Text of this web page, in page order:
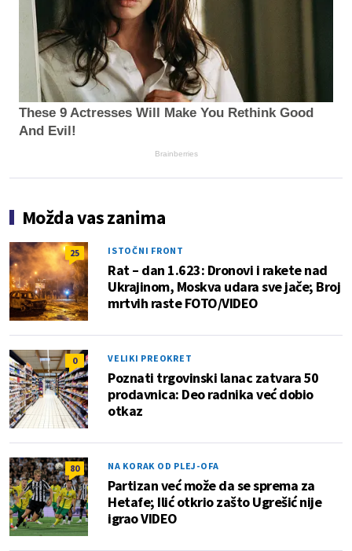
These 9 Actresses Will Make You Rethink Good
And Evil!
Brainberries
Možda vas zanima
25 ISTOČNI FRONT
Rat – dan 1.623: Dronovi i rakete nad
Ukrajinom, Moskva udara sve jače; Broj
mrtvih raste FOTO/VIDEO
0 VELIKI PREOKRET
Poznati trgovinski lanac zatvara 50
prodavnica: Deo radnika već dobio
otkaz
80 NA KORAK OD PLEJ-OFA
Partizan već može da se sprema za
Hetafe; Ilić otkrio zašto Ugrešić nije
igrao VIDEO